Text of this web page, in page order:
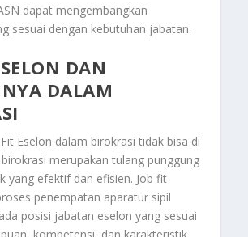
dapat mengembangkan
sesuai dengan kebutuhan jabatan.
DAN
DALAM
Eselon dalam birokrasi tidak bisa di
merupakan tulang punggung
yang efektif dan efisien. Job fit
penempatan aparatur sipil
posisi jabatan eselon yang sesuai